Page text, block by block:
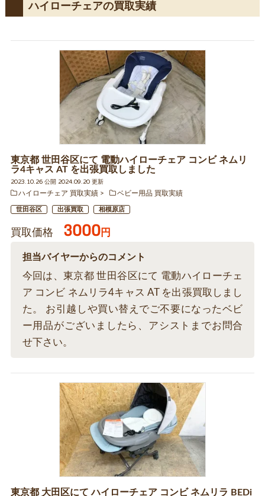
ハイローチェアの買取実績
東京都 世田谷区にて 電動ハイローチェア コンビ ネムリ
ラ4キャス AT を出張買取しました
2023.10.26 公開 2024.09.20 更新
ハイローチェア 買取実績
ベビー用品 買取実績
世田谷区 出張買取 相模原店
買取価格 3000円
担当バイヤーからのコメント
今回は、東京都 世田谷区にて 電動ハイローチェ
ア コンビ ネムリラ4キャス AT を出張買取しまし
た。 お引越しや買い替えでご不要になったベビ
ー用品がございましたら、アシストまでお問合
せ下さい。
東京都 大田区にて ハイローチェア コンビ ネムリラ BEDi